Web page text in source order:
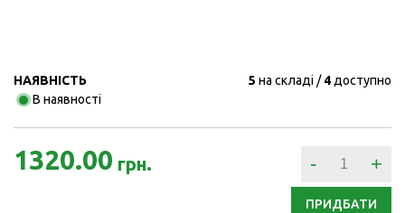
НАЯВНІСТЬ
В наявності
5 на складі 4 доступно
1320.00 грн. - +
ПРИДБАТИ